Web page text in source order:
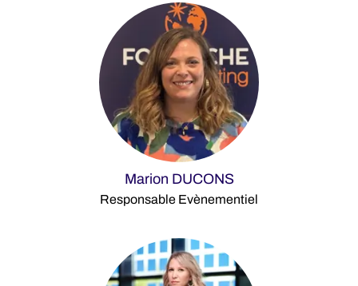
Marion DUCONS
Responsable Evènementiel